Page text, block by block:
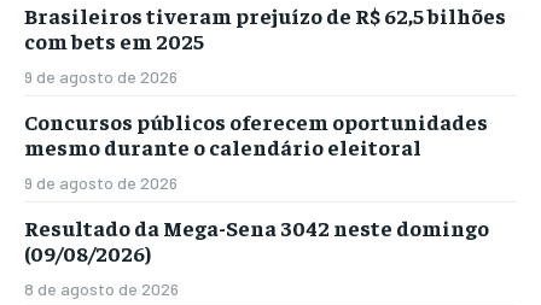
Brasileiros tiveram prejuízo de R$ 62,5 bilhões
com bets em 2025
9 de agosto de 2026
Concursos públicos oferecem oportunidades
mesmo durante o calendário eleitoral
9 de agosto de 2026
Resultado da Mega-Sena 3042 neste domingo
(09/08/2026)
8 de agosto de 2026